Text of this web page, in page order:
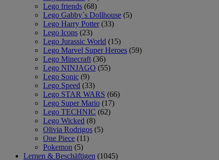
Lego friends (68)
Lego Gabby´s Dollhouse (5)
Lego Harry Potter (33)
Lego Icons (23)
Lego Jurassic World (15)
Lego Marvel Super Heroes (59)
Lego Minecraft (36)
Lego NINJAGO (55)
Lego Sonic (9)
Lego Speed (33)
Lego STAR WARS (66)
Lego Super Mario (17)
Lego TECHNIC (62)
Lego Wicked (8)
Olivia Rodrigos (5)
One Piece (11)
Pokemon (5)
Lernen & Beschäftigen (1045)